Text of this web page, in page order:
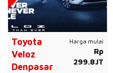
Toyota
Veloz
Denpasar
Harga mulai
Rp
299.8JT